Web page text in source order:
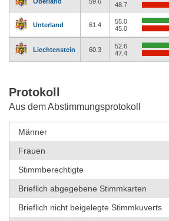
48.7
Unterland 61.4
55.0
45.0
Liechtenstein 60.3
52.6
47.4
Protokoll
Aus dem Abstimmungsprotokoll
Männer
Frauen
Stimmberechtigte
Brieflich abgegebene Stimmkarten
Brieflich nicht beigelegte Stimmkuverts